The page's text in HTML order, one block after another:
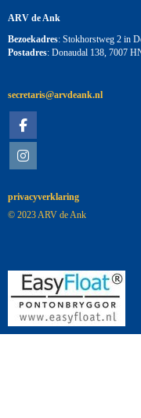
ARV de Ank
Bezoekadres: Stokhorstweg 2 in
Postadres: Donaudal 138, 7007
siraterces@arvdeank.nl
privacyverklaring
© 2023 ARV de Ank